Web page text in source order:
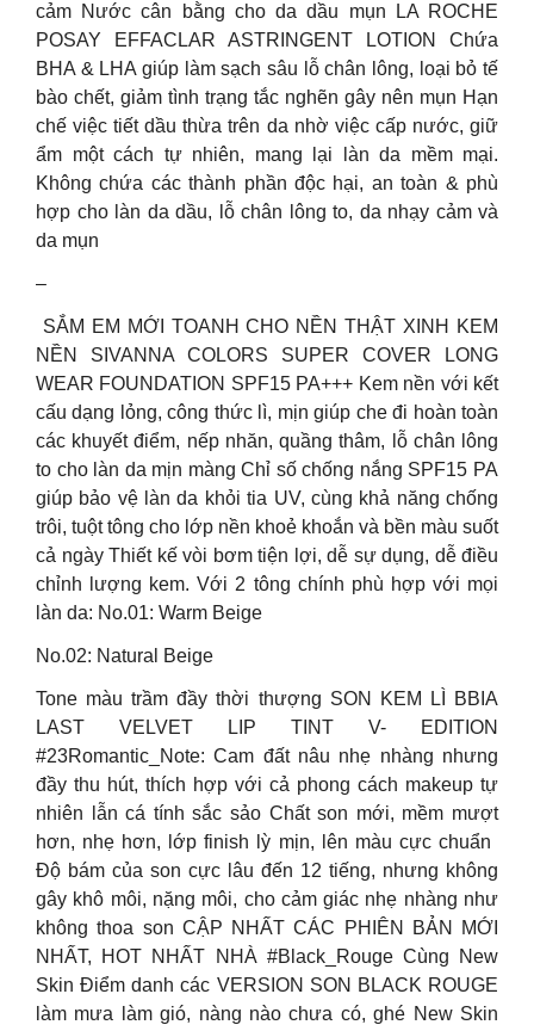
cảm Nước cân bằng cho da dầu mụn LA ROCHE
POSAY EFFACLAR ASTRINGENT LOTION Chứa
BHA & LHA giúp làm sạch sâu lỗ chân lông, loại bỏ tế
bào chết, giảm tình trạng tắc nghẽn gây nên mụn Hạn
chế việc tiết dầu thừa trên da nhờ việc cấp nước, giữ
ẩm một cách tự nhiên, mang lại làn da mềm mại.
Không chứa các thành phần độc hại, an toàn & phù
hợp cho làn da dầu, lỗ chân lông to, da nhạy cảm và
da mụn
–
️ SẮM EM MỚI TOANH CHO NỀN THẬT XINH KEM
NỀN SIVANNA COLORS SUPER COVER LONG
WEAR FOUNDATION SPF15 PA+++ Kem nền với kết
cấu dạng lỏng, công thức lì, mịn giúp che đi hoàn toàn
các khuyết điểm, nếp nhăn, quầng thâm, lỗ chân lông
to cho làn da mịn màng Chỉ số chống nắng SPF15 PA
giúp bảo vệ làn da khỏi tia UV, cùng khả năng chống
trôi, tuột tông cho lớp nền khoẻ khoắn và bền màu suốt
cả ngày Thiết kế vòi bơm tiện lợi, dễ sự dụng, dễ điều
chỉnh lượng kem. Với 2 tông chính phù hợp với mọi
làn da: No.01: Warm Beige
No.02: Natural Beige
Tone màu trầm đầy thời thượng SON KEM LÌ BBIA
LAST VELVET LIP TINT V- EDITION
#23Romantic_Note: Cam đất nâu nhẹ nhàng nhưng
đầy thu hút, thích hợp với cả phong cách makeup tự
nhiên lẫn cá tính sắc sảo Chất son mới, mềm mượt
hơn, nhẹ hơn, lớp finish lỳ mịn, lên màu cực chuẩn ️
Độ bám của son cực lâu đến 12 tiếng, nhưng không
gây khô môi, nặng môi, cho cảm giác nhẹ nhàng như
không thoa son CẬP NHẤT CÁC PHIÊN BẢN MỚI
NHẤT, HOT NHẤT NHÀ #Black_Rouge Cùng New
Skin Điểm danh các VERSION SON BLACK ROUGE
làm mưa làm gió, nàng nào chưa có, ghé New Skin